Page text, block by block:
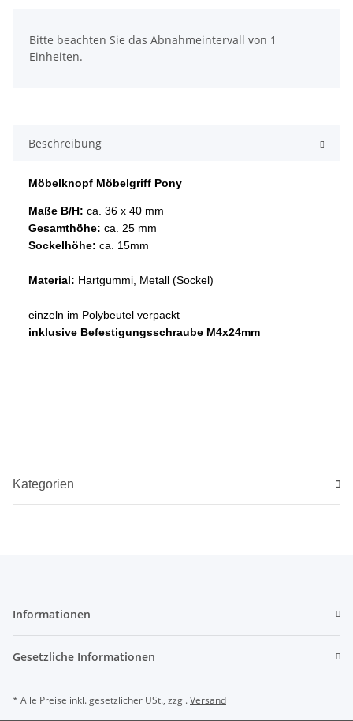
Bitte beachten Sie das Abnahmeintervall von 1
Einheiten.
Beschreibung
Möbelknopf Möbelgriff Pony
Maße B/H: ca. 36 x 40 mm
Gesamthöhe: ca. 25 mm
Sockelhöhe: ca. 15mm
Material: Hartgummi, Metall (Sockel)
einzeln im Polybeutel verpackt
inklusive Befestigungsschraube M4x24mm
Kategorien
Informationen
Gesetzliche Informationen
* Alle Preise inkl. gesetzlicher USt., zzgl.Versand